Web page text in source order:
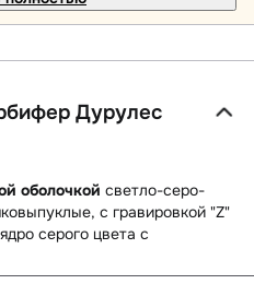
Дурулес
оболочкой светло-серо-
с гравировкой "Z"
серого цвета с